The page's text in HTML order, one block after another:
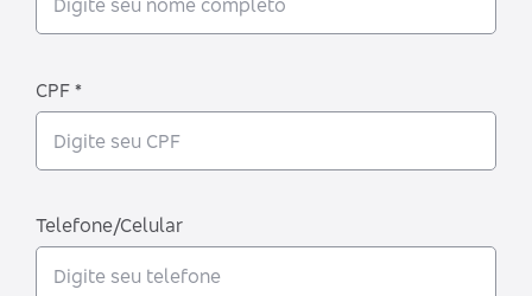
CPF *
Telefone/Celular